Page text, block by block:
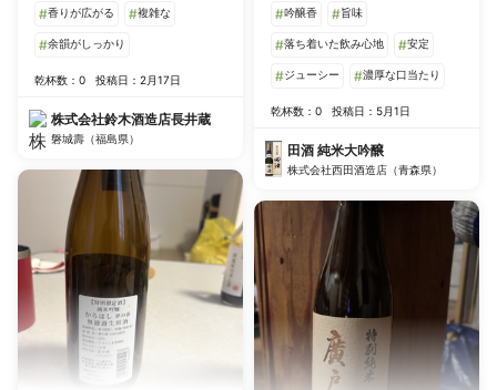
#香りが広がる #複雑な
#余韻がしっかり
乾杯数：0 投稿日：2月17日
株式会社鈴木酒造店長井蔵
磐城壽（福島県）
#吟醸香 #旨味
#落ち着いた飲み心地 #安定
#ジューシー #濃厚な口当たり
乾杯数：0 投稿日：5月1日
田酒 純米大吟醸
株式会社西田酒造店（青森県）